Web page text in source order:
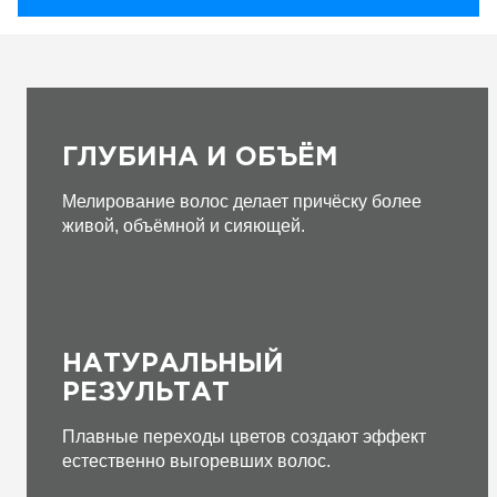
ГЛУБИНА И ОБЪЁМ
Мелирование волос делает причёску более
живой, объёмной и сияющей.
НАТУРАЛЬНЫЙ
РЕЗУЛЬТАТ
Плавные переходы цветов создают эффект
естественно выгоревших волос.